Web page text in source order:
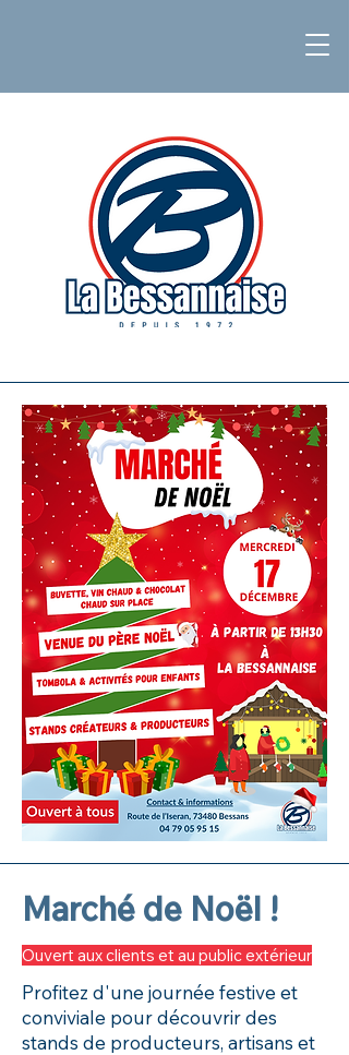
Marché de Noël !
Ouvert aux clients et au public extérieur
Profitez d'une journée festive et
conviviale pour découvrir des
stands de producteurs, artisans et